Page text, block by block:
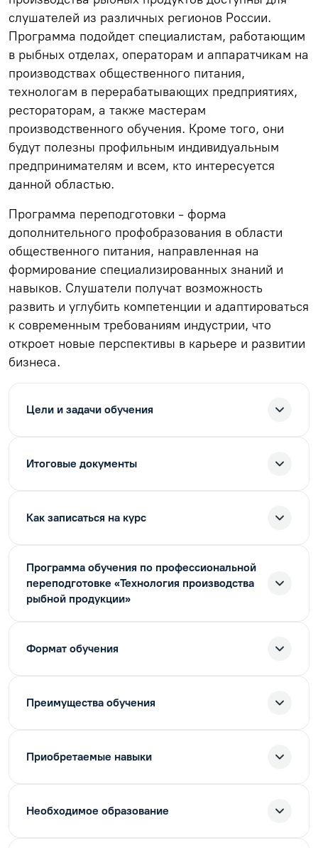
слушателей из различных регионов России.
Программа подойдет специалистам, работающим
в рыбных отделах, операторам и аппаратчикам на
производствах общественного питания,
технологам в перерабатывающих предприятиях,
рестораторам, а также мастерам
производственного обучения. Кроме того, они
будут полезны профильным индивидуальным
предпринимателям и всем, кто интересуется
данной областью.
Программа переподготовки - форма
дополнительного профобразования в области
общественного питания, направленная на
формирование специализированных знаний и
навыков. Слушатели получат возможность
развить и углубить компетенции и адаптироваться
к современным требованиям индустрии, что
откроет новые перспективы в карьере и развитии
бизнеса.
Цели и задачи обучения
Итоговые документы
Как записаться на курс
Программа обучения по профессиональной
переподготовке «Технология производства
рыбной продукции»
Формат обучения
Преимущества обучения
Приобретаемые навыки
Необходимое образование